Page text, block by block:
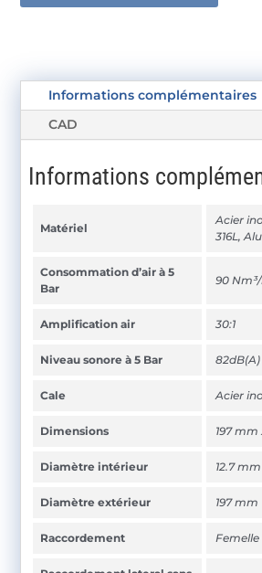
Informations complémentaires
CAD
Informations
Matériel
Acier
316L,
Consommation d’air à 5
Bar
90
Amplification air 30:1
Niveau sonore à 5 Bar 82dB(A)
Cale Acier
Dimensions 197
Diamètre intérieur 12.7 mm
Diamètre extérieur 197 mm
Raccordement Femelle